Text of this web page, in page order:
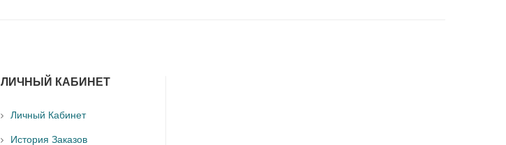
ЛИЧНЫЙ КАБИНЕТ
Личный Кабинет
История Заказов